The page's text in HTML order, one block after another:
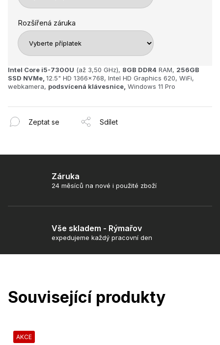
Rozšířená záruka
Intel Core i5-7300U (až 3,50 GHz), 8GB DDR4 RAM, 256GB
SSD NVMe, 12.5" HD 1366x768, Intel HD Graphics 620, WiFi,
webkamera, podsvícená klávesnice, Windows 11 Pro
Zeptat se Sdílet
Záruka
24 měsíců na nové i použité zboží
Vše skladem - Rýmařov
expedujeme každý pracovní den
Související produkty
AKCE